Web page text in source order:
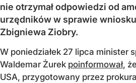
nie otrzymał odpowiedzi od
urzędników w sprawie
Zbigniewa Ziobry.
W poniedziałek 27 lipca minister
Waldemar Żurek poinformował,
USA, przygotowany przez